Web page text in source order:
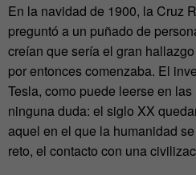
En la navidad de 1900, la Cruz
preguntó a un puñado de
creían que sería el gran
por entonces comenzaba. El
Tesla, como puede leerse en
ninguna duda: el siglo XX
aquel en el que la humanidad
reto, el contacto con una